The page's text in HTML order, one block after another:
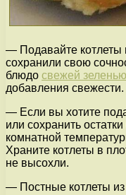
— Подавайте котлеты
сохранили свою
блюдо свежей зеленью
добавления свежести.
— Если вы хотите
или сохранить
комнатной
Храните котлеты в
не высохли.
— Постные котлеты из